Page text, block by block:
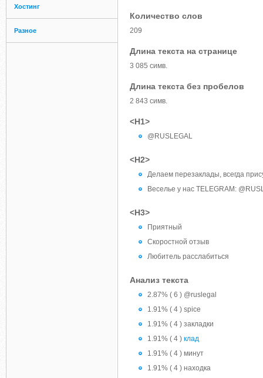
Хостинг
Разное
Количество слов
209
Длина текста на странице
3 085 симв.
Длина текста без пробелов
2 843 симв.
<H1>
@RUSLEGAL
<H2>
Делаем перезаклады, всегда
Веселье у нас TELEGRAM:
<H3>
Приятный
Скоростной отзыв
Любитель расслабиться
Анализ текста
2.87% ( 6 ) @ruslegal
1.91% ( 4 ) spice
1.91% ( 4 ) закладки
1.91% ( 4 ) клад
1.91% ( 4 ) минут
1.91% ( 4 ) находка